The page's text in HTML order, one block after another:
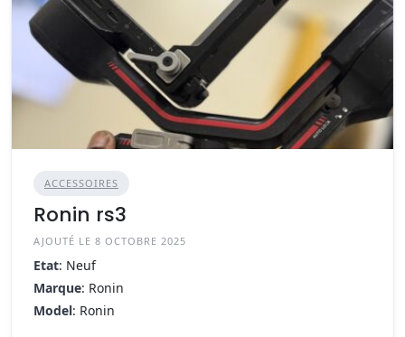
ACCESSOIRES
Ronin rs3
AJOUTÉ LE 8 OCTOBRE 2025
Etat: Neuf
Marque: Ronin
Model: Ronin